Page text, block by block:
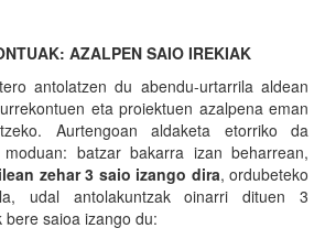
AZALPEN SAIO IREKIAK
antolatzen du abendu-urtarrila aldean
eta proiektuen azalpena eman
Aurtengoan aldaketa etorriko da
batzar bakarra izan beharrean,
zehar 3 saio izango dira, ordubeteko
udal antolakuntzak oinarri dituen 3
saioa izango du: